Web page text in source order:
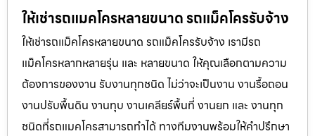
ให้เช่ารถแมคโครหลายขนาด รถแม็คโครรับจ้าง
ให้เช่ารถแม็คโครหลายขนาด รถแม็คโครรับจ้าง เรามีรถ
แม็คโครหลากหลายรุ่น และ หลายขนาด ให้คุณเลือกตามความ
ต้องการของงาน รับงานทุกชนิด ไม่ว่าจะเป็นงาน งานรื้อถอน
งานปรับพื้นดิน งานทุบ งานเคลียร์พื้นที่ งานยก และ งานทุก
ชนิดที่รถแมคโครสามารถทำได้ ทางทีมงานพร้อมให้คำปรึกษา